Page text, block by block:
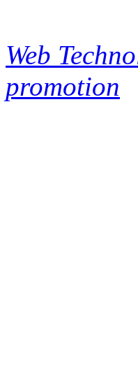
Web
promotion